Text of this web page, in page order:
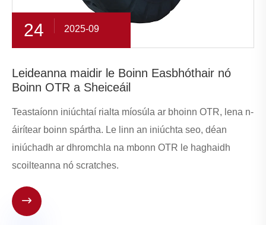
24 2025-09
Leideanna maidir le Boinn Easbhóthair nó
Boinn OTR a Sheiceáil
Teastaíonn iniúchtaí rialta míosúla ar bhoinn OTR, lena n-
áirítear boinn spártha. Le linn an iniúchta seo, déan
iniúchadh ar dhromchla na mbonn OTR le haghaidh
scoilteanna nó scratches.
